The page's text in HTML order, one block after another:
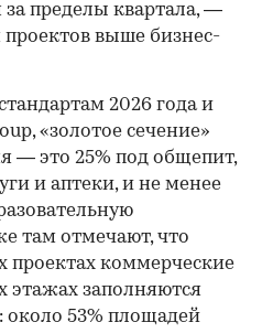
пределы квартала, —
проектов выше бизнес-
2026 года и
«золотое сечение»
— это 25% под общепит,
и аптеки, и не менее
там отмечают, что
проектах коммерческие
заполняются
около 53% площадей